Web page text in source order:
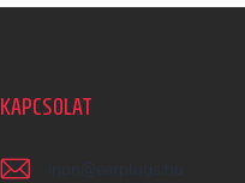
KAPCSOLAT
irjon @ earplugs.hu